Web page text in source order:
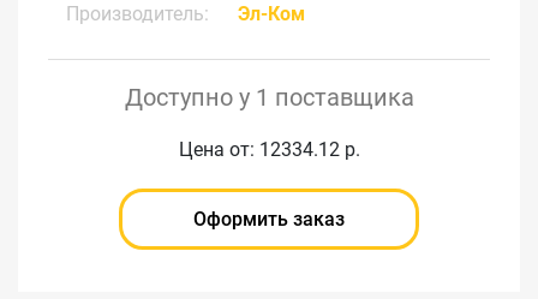
Производитель:
Эл-Ком
Доступно у 1 поставщика
Цена от: 12334.12 р.
Оформить заказ